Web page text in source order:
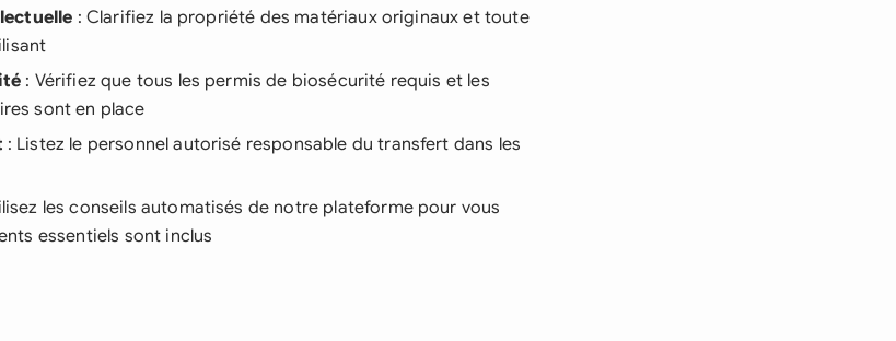
: Clarifiez la propriété des matériaux originaux et toute
: Vérifiez que tous les permis de biosécurité requis et les
sont en place
: Listez le personnel autorisé responsable du transfert dans les
les conseils automatisés de notre plateforme pour vous
essentiels sont inclus